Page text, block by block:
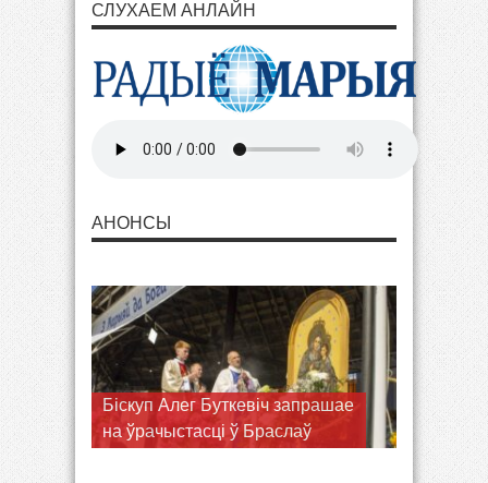
СЛУХАЕМ АНЛАЙН
АНОНСЫ
Біскуп Алег Буткевіч запрашае
на ўрачыстасці ў Браслаў